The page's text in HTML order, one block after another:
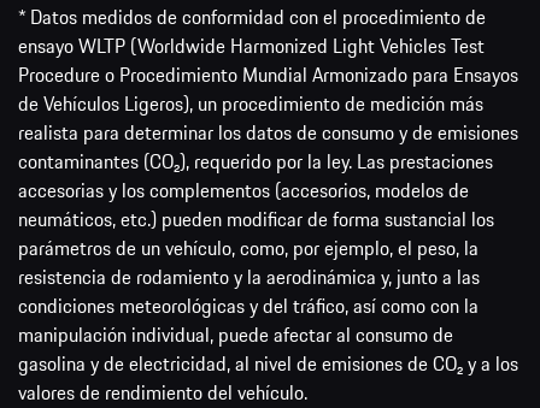
* Datos medidos de conformidad con el procedimiento de
ensayo WLTP (Worldwide Harmonized Light Vehicles Test
Procedure o Procedimiento Mundial Armonizado para Ensayos
de Vehículos Ligeros), un procedimiento de medición más
realista para determinar los datos de consumo y de emisiones
contaminantes (CO₂), requerido por la ley. Las prestaciones
accesorias y los complementos (accesorios, modelos de
neumáticos, etc.) pueden modificar de forma sustancial los
parámetros de un vehículo, como, por ejemplo, el peso, la
resistencia de rodamiento y la aerodinámica y, junto a las
condiciones meteorológicas y del tráfico, así como con la
manipulación individual, puede afectar al consumo de
gasolina y de electricidad, al nivel de emisiones de CO₂ y a los
valores de rendimiento del vehículo.